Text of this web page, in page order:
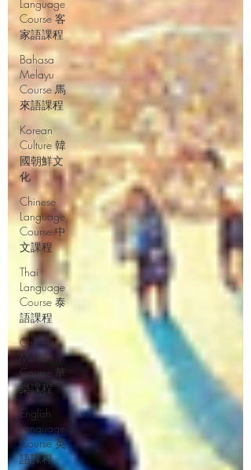
Language
Course 客
家語課程
Bahasa
Melayu
Course 馬
來語課程
Korean
Culture 韓
國朝鮮文
化
Chinese
Language
Course 中
文課程
Thai
Language
Course 泰
語課程
Chinese
Music
Course 華
樂課程
English
Language
Course 英
語課程